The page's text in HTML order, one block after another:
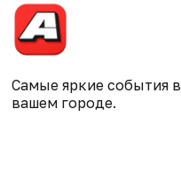
Самые яркие события в
вашем городе.